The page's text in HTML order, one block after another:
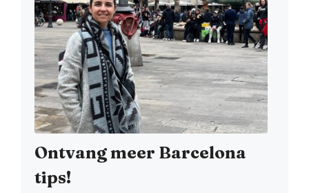
Ontvang meer Barcelona
tips!